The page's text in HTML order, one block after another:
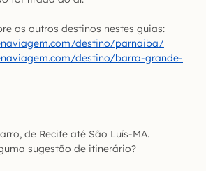
os outros destinos nestes guias:
destino/parnaiba/
destino/barra-grande-
de Recife até São Luís-MA.
sugestão de itinerário?